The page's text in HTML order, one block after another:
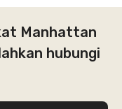
Manhattan
hubungi